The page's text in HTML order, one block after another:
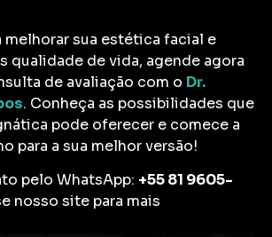
melhorar sua estética facial e
qualidade de vida, agende agora
de avaliação com o Dr.
. Conheça as possibilidades que
pode oferecer e comece a
para a sua melhor versão!
pelo WhatsApp: +55 81 9605-
nosso site para mais